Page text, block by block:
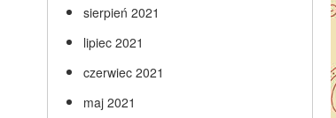
sierpień 2021
lipiec 2021
czerwiec 2021
maj 2021